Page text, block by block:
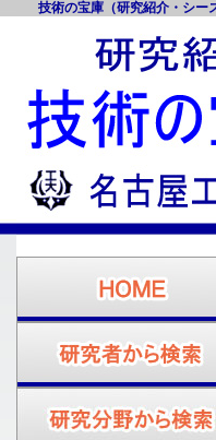
技術の宝庫（研究紹介・シー